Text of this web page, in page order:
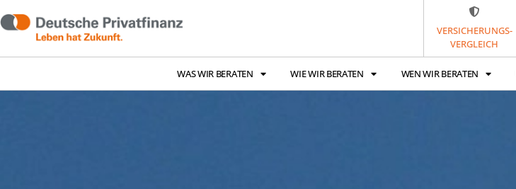
VERSICHERUNGS-
VERGLEICH
WAS WIR BERATEN WIE WIR BERATEN WEN WIR BERATEN